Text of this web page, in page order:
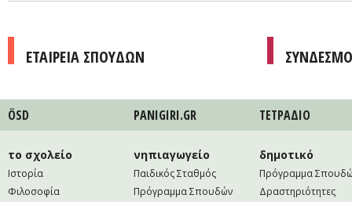
ΕΤΑΙΡΕΙΑ ΣΠΟΥΔΩΝ
ÖSD PANIGIRI.GR ΤΕΤΡAΔΙΟ
το σχολείο
Ιστορία
Φιλοσοφία
νηπιαγωγείο
Παιδικός Σταθμός
Πρόγραμμα Σπουδών
δημοτικό
Πρόγραμμα
Δραστηριότητες